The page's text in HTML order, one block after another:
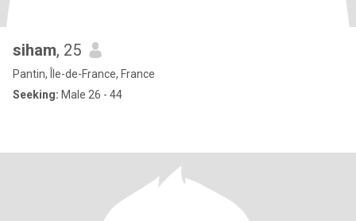
siham, 25
Pantin, Île-de-France, France
Seeking: Male 26 - 44